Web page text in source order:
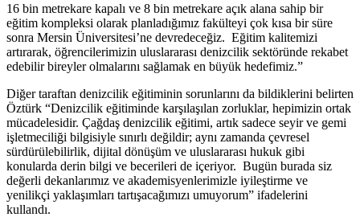
16 bin metrekare kapalı ve 8 bin metrekare açık alana sahip bir
eğitim kompleksi olarak planladığımız fakülteyi çok kısa bir süre
sonra Mersin Üniversitesi’ne devredeceğiz. Eğitim kalitemizi
artırarak, öğrencilerimizin uluslararası denizcilik sektöründe rekabet
edebilir bireyler olmalarını sağlamak en büyük hedefimiz.”
Diğer taraftan denizcilik eğitiminin sorunlarını da bildiklerini belirten
Öztürk “Denizcilik eğitiminde karşılaşılan zorluklar, hepimizin ortak
mücadelesidir. Çağdaş denizcilik eğitimi, artık sadece seyir ve gemi
işletmeciliği bilgisiyle sınırlı değildir; aynı zamanda çevresel
sürdürülebilirlik, dijital dönüşüm ve uluslararası hukuk gibi
konularda derin bilgi ve becerileri de içeriyor. Bugün burada siz
değerli dekanlarımız ve akademisyenlerimizle iyileştirme ve
yenilikçi yaklaşımları tartışacağımızı umuyorum” ifadelerini
kullandı.